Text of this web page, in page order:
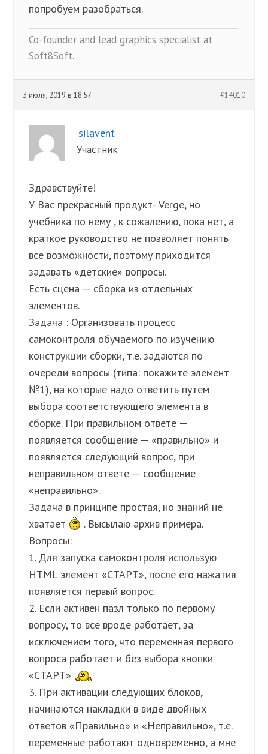
попробуем разобраться.
Co-founder and lead graphics specialist at
Soft8Soft.
3 июля, 2019 в 18:57 #14010
silavent
Участник
Здравствуйте!
У Вас прекрасный продукт- Verge, но
учебника по нему , к сожалению, пока нет, а
краткое руководство не позволяет понять
все возможности, поэтому приходится
задавать «детские» вопросы.
Есть сцена — сборка из отдельных
элементов.
Задача : Организовать процесс
самоконтроля обучаемого по изучению
конструкции сборки, т.е. задаются по
очереди вопросы (типа: покажите элемент
№1), на которые надо ответить путем
выбора соответствующего элемента в
сборке. При правильном ответе —
появляется сообщение — «правильно» и
появляется следующий вопрос, при
неправильном ответе — сообщение
«неправильно».
Задача в принципе простая, но знаний не
хватает
. Высылаю архив примера.
Вопросы:
1. Для запуска самоконтроля использую
HTML элемент «СТАРТ», после его нажатия
появляется первый вопрос.
2. Если активен пазл только по первому
вопросу, то все вроде работает, за
исключением того, что переменная первого
вопроса работает и без выбора кнопки
«СТАРТ»
3. При активации следующих блоков,
начинаются накладки в виде двойных
ответов «Правильно» и «Неправильно», т.е.
переменные работают одновременно, а мне